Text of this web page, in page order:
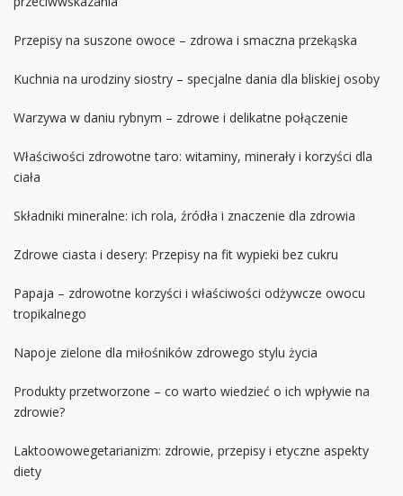
Przepisy na suszone owoce – zdrowa i smaczna przekąska
Kuchnia na urodziny siostry – specjalne dania dla bliskiej osoby
Warzywa w daniu rybnym – zdrowe i delikatne połączenie
Właściwości zdrowotne taro: witaminy, minerały i korzyści dla
ciała
Składniki mineralne: ich rola, źródła i znaczenie dla zdrowia
Zdrowe ciasta i desery: Przepisy na fit wypieki bez cukru
Papaja – zdrowotne korzyści i właściwości odżywcze owocu
tropikalnego
Napoje zielone dla miłośników zdrowego stylu życia
Produkty przetworzone – co warto wiedzieć o ich wpływie na
zdrowie?
Laktoowowegetarianizm: zdrowie, przepisy i etyczne aspekty
diety